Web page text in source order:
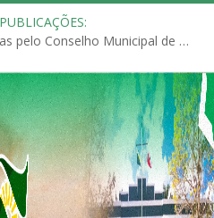
Políticas Municipais aprovadas pelo Conselho Municipal de Educação (CME)